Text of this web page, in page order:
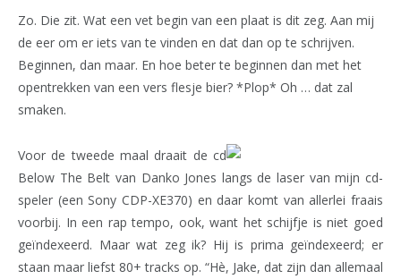
Zo. Die zit. Wat een vet begin van een plaat is dit zeg. Aan mij
de eer om er iets van te vinden en dat dan op te schrijven.
Beginnen, dan maar. En hoe beter te beginnen dan met het
opentrekken van een vers flesje bier? *Plop* Oh … dat zal
smaken.
Voor de tweede maal draait de cd
Below The Belt van Danko Jones langs de laser van mijn cd-
speler (een Sony CDP-XE370) en daar komt van allerlei fraais
voorbij. In een rap tempo, ook, want het schijfje is niet goed
geïndexeerd. Maar wat zeg ik? Hij is prima geïndexeerd; er
staan maar liefst 80+ tracks op. “Hè, Jake, dat zijn dan allemaal